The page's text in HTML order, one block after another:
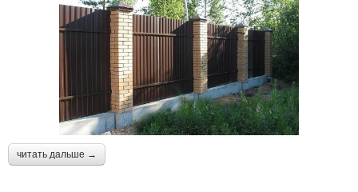
читать дальше →